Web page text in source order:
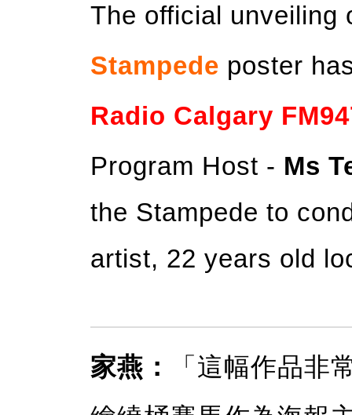
The official unveiling
Stampede poster
Radio Calgary
Program Host - Ms
the Stampede to
artist, 22 years old
家燕：
「這幅作品非